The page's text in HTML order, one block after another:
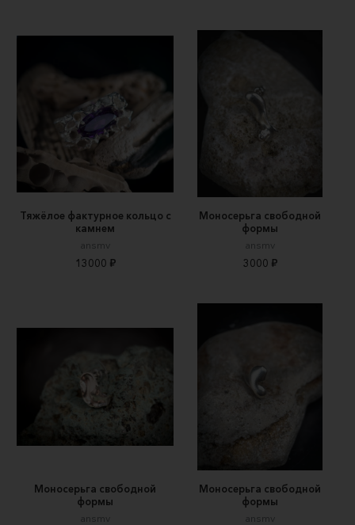
Тяжёлое фактурное кольцо с
камнем
ansmv
13000 ₽
Моносерьга свободной
формы
ansmv
3000 ₽
Моносерьга свободной
формы
ansmv
Моносерьга свободной
формы
ansmv